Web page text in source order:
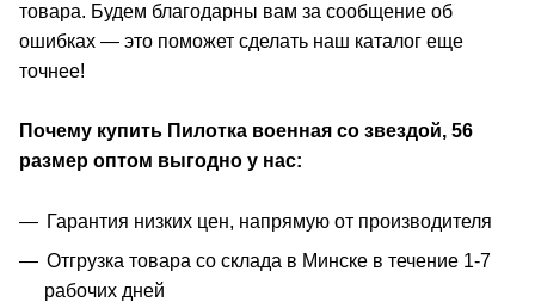
товара. Будем благодарны вам за сообщение об
ошибках — это поможет сделать наш каталог еще
точнее!
Почему купить Пилотка военная со звездой, 56
размер оптом выгодно у нас:
Гарантия низких цен, напрямую от производителя
Отгрузка товара со склада в Минске в течение 1-7
рабочих дней